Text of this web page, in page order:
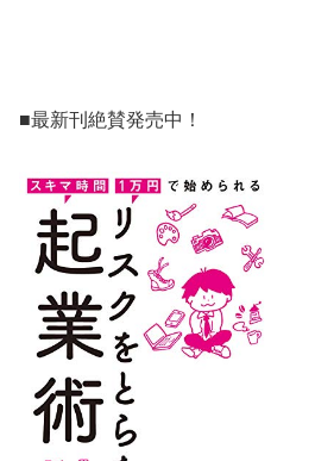
■最新刊絶賛発売中！